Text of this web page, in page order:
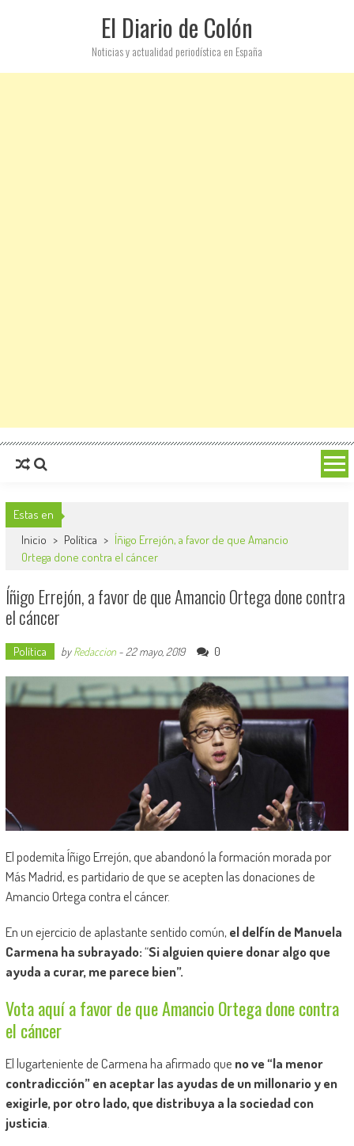
El Diario de Colón
Noticias y actualidad periodística en España
Estas en
Inicio > Política > Íñigo Errejón, a favor de que Amancio
Ortega done contra el cáncer
Íñigo Errejón, a favor de que Amancio Ortega done contra
el cáncer
Política byRedaccion- 22 mayo, 2019 0
El podemita Íñigo Errejón, que abandonó la formación morada por
Más Madrid, es partidario de que se acepten las donaciones de
Amancio Ortega contra el cáncer.
En un ejercicio de aplastante sentido común, el delfín de Manuela
Carmena ha subrayado:“Si alguien quiere donar algo que
ayuda a curar, me parece bien”.
Vota aquí a favor de que Amancio Ortega done contra
el cáncer
El lugarteniente de Carmena ha afirmado que no ve “la menor
contradicción” en aceptar las ayudas de un millonario y en
exigirle, por otro lado, que distribuya a la sociedad con
justicia.